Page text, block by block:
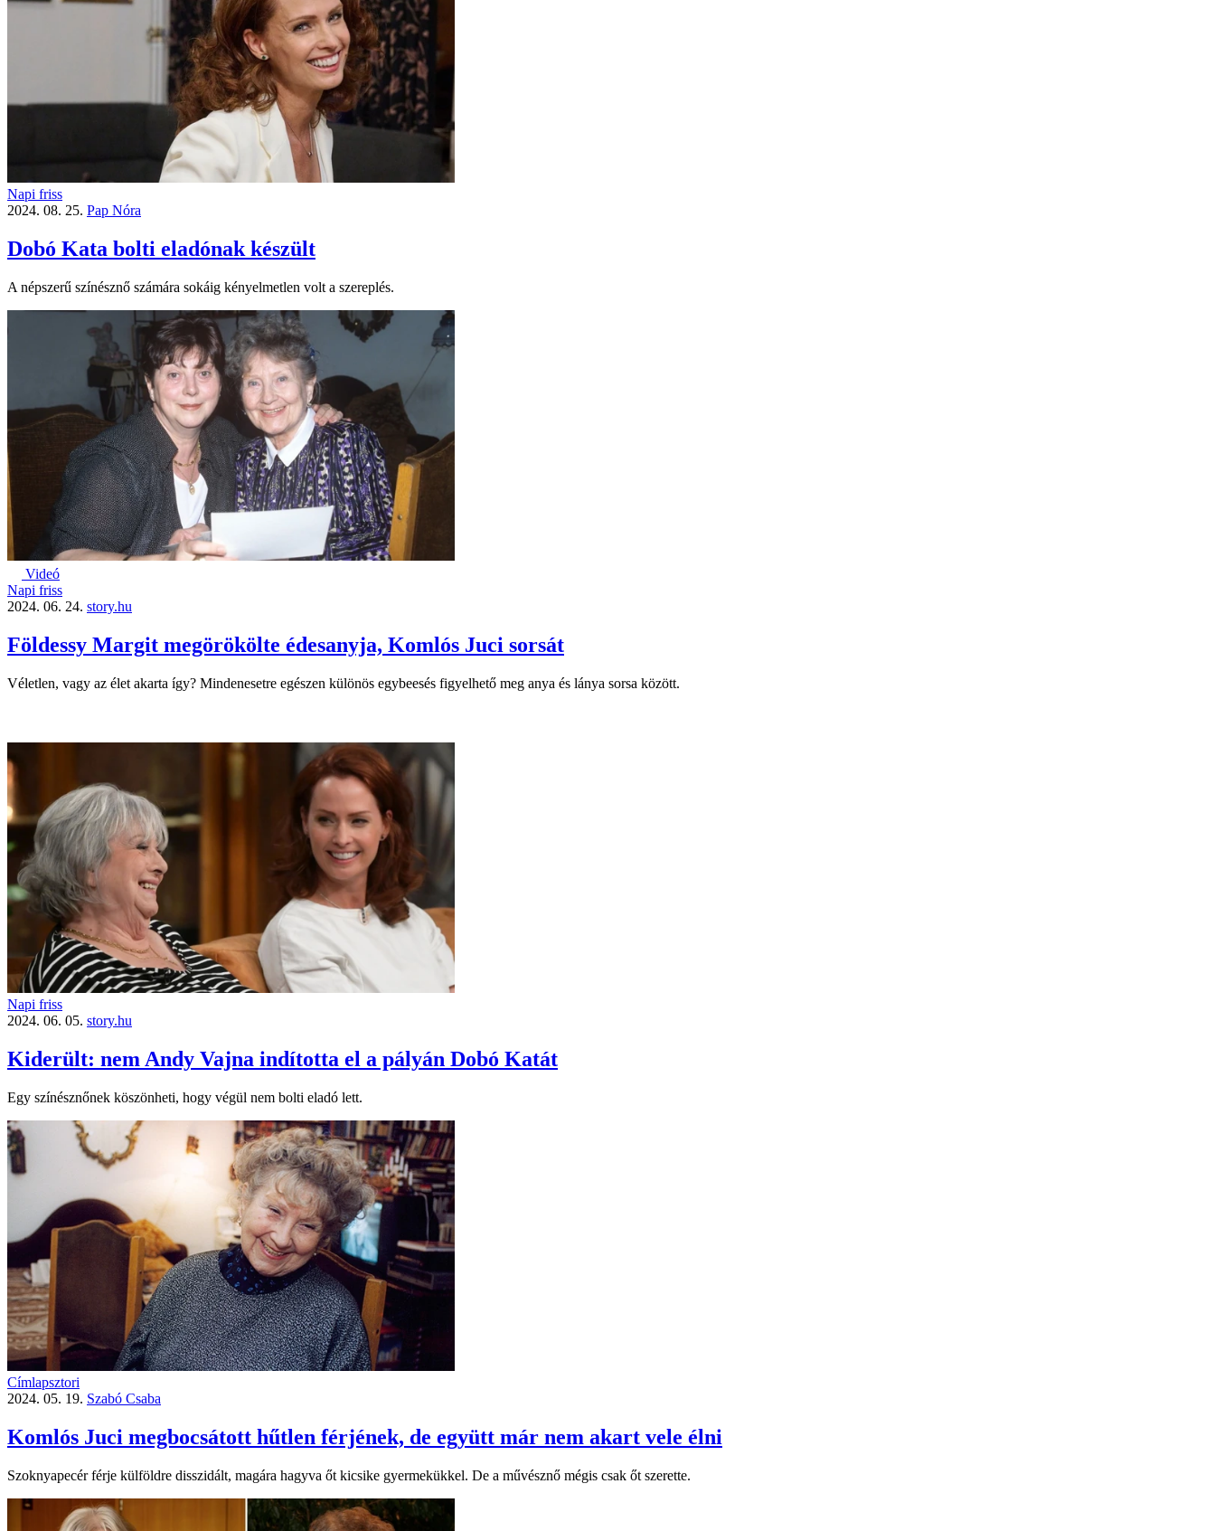
Napi friss
2024. 08. 25. Pap Nóra
Dobó Kata bolti eladónak készült
A népszerű színésznő számára sokáig kényelmetlen volt a szereplés.
Videó
Napi friss
2024. 06. 24. story.hu
Földessy Margit megörökölte édesanyja, Komlós Juci sorsát
Véletlen, vagy az élet akarta így? Mindenesetre egészen különös egybeesés figyelhető meg anya és lánya sorsa között.
Napi friss
2024. 06. 05. story.hu
Kiderült: nem Andy Vajna indította el a pályán Dobó Katát
Egy színésznőnek köszönheti, hogy végül nem bolti eladó lett.
Címlapsztori
2024. 05. 19. Szabó Csaba
Komlós Juci megbocsátott hűtlen férjének, de együtt már nem akart vele élni
Szoknyapecér férje külföldre disszidált, magára hagyva őt kicsike gyermekükkel. De a művésznő mégis csak őt szerette.